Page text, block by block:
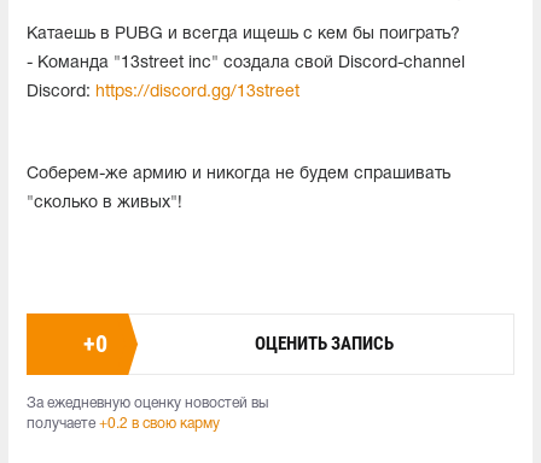
Катаешь в PUBG и всегда ищешь с кем бы поиграть?
- Команда "13street inc" создала свой Discord-channel
Discord: https://discord.gg/13street
Соберем-же армию и никогда не будем спрашивать
"сколько в живых"!
+0 ОЦЕНИТЬ ЗАПИСЬ
За ежедневную оценку новостей вы
получаете +0.2 в свою карму